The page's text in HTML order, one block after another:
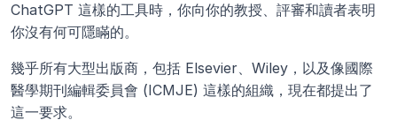
ChatGPT 這樣的工具時，你向你的教授、評審和讀者表明
你沒有何可隱瞞的。
幾乎所有大型出版商，包括 Elsevier、Wiley，以及像國際
醫學期刊編輯委員會 (ICMJE) 這樣的組織，現在都提出了
這一要求。